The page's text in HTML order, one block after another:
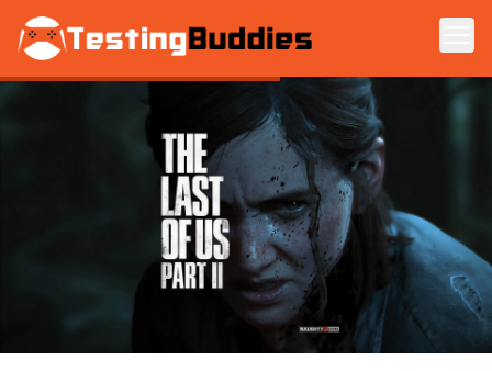
Zum Hauptinhalt springen